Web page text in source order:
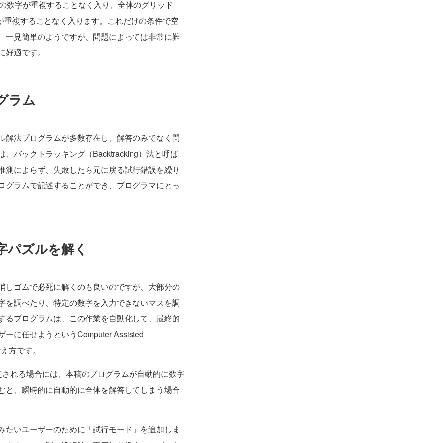
数字が重複することなく入り、全体のグリッド
複することなく入ります。これだけの条件で空
一見簡単のようですが、問題によっては非常に難
適です。
ラム
法プログラムが多数存在し、解答のみでなく問
、バックトラッキング（Backtracking）法と呼ば
によらず、失敗したら元に戻る試行錯誤を繰り
グラムで記述することができ、プログラマにとっ
パズルを解く
ゴムで必死に解くのも良いのですが、大部分の
を調べたり、特定の数字を入力できないマスを調
るプログラムは、この作業を自動化して、最終的
ーに任せようというComputer Assisted
方です。
れる場合には、本稿のプログラムが自動的に数字
と、瞬時的に自動的に全体を解答してしまう場合
いユーザーのために「試行モード」を追加しま